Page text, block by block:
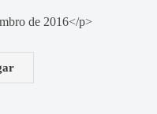
de 2016</p>